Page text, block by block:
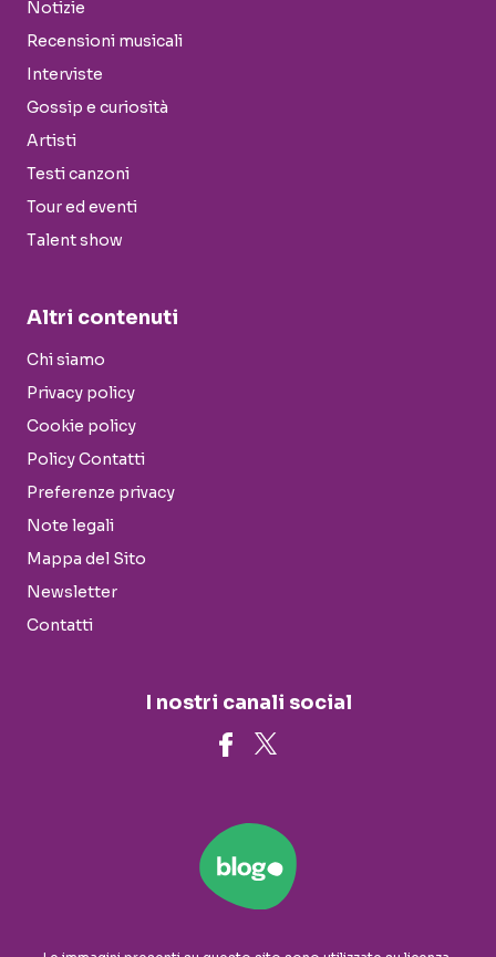
Notizie
Recensioni musicali
Interviste
Gossip e curiosità
Artisti
Testi canzoni
Tour ed eventi
Talent show
Altri contenuti
Chi siamo
Privacy policy
Cookie policy
Policy Contatti
Preferenze privacy
Note legali
Mappa del Sito
Newsletter
Contatti
I nostri canali social